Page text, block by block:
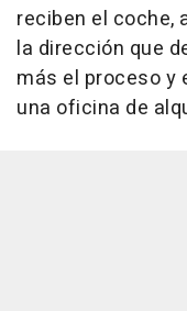
reciben el coche,
la dirección que
más el proceso y
una oficina de